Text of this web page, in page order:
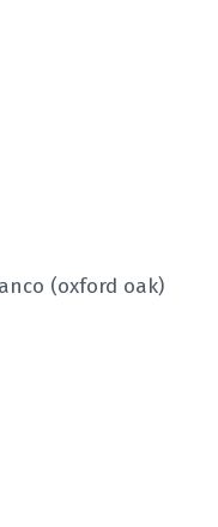
(oxford oak)